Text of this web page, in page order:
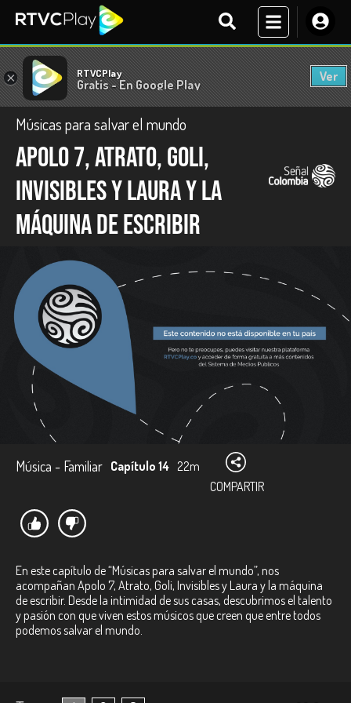
× RTVCPlay
Gratis - En Google Play
Ver
Músicas para salvar el mundo
Apolo 7, Atrato, Goli,
Invisibles y Laura y la
máquina de escribir
Música - Familiar Capítulo 14 22m
COMPARTIR
En este capítulo de “Músicas para salvar el mundo”, nos
acompañan Apolo 7, Atrato, Goli, Invisibles y Laura y la máquina
de escribir. Desde la intimidad de sus casas, descubrimos el talento
y pasión con que viven estos músicos que creen que entre todos
podemos salvar el mundo.